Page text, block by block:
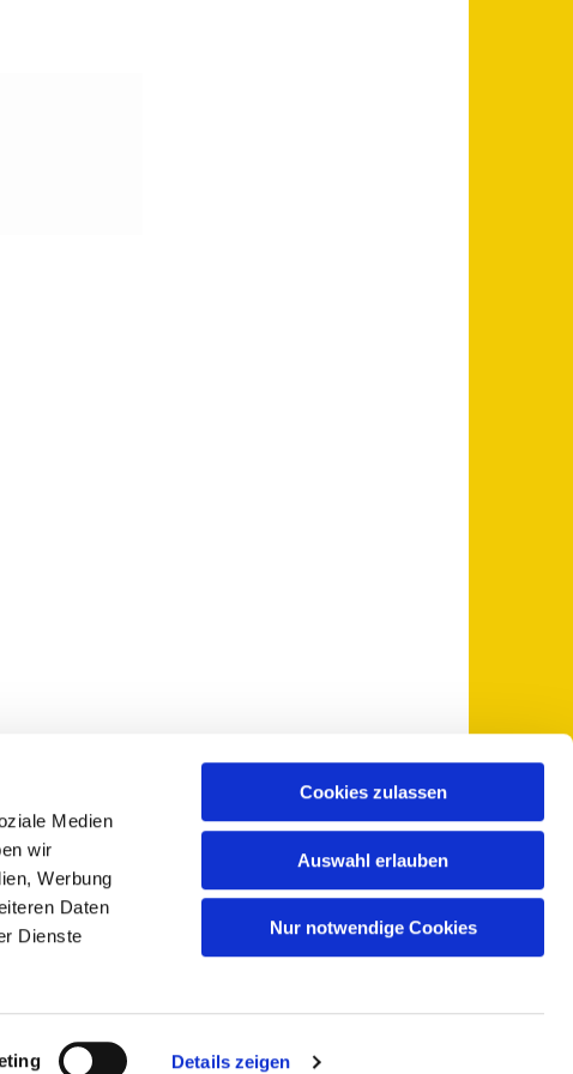
Medien
wir
Werbung
Daten
Dienste
Details zeigen
Cookies zulassen
Auswahl erlauben
Nur notwendige Cookies
5735-0
pfarramt@sankt-otto.de